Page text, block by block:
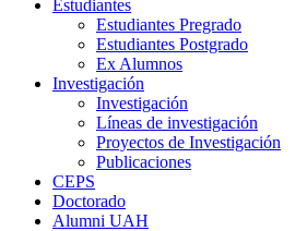
Estudiantes
Estudiantes Pregrado
Estudiantes Postgrado
Ex Alumnos
Investigación
Investigación
Líneas de investigación
Proyectos de Investigación
Publicaciones
CEPS
Doctorado
Alumni UAH